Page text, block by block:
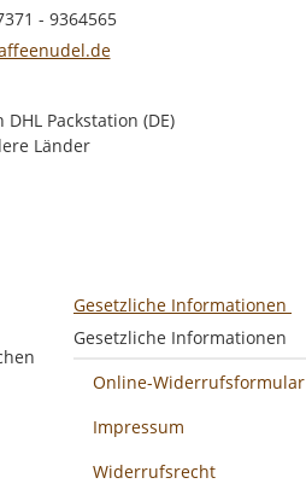
- 9364565
Packstation (DE)
Länder
Gesetzliche Informationen
Gesetzliche Informationen
Online-Widerrufsformular
Impressum
Widerrufsrecht